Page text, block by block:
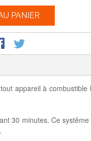
PANIER
appareil à
30 minutes. Ce